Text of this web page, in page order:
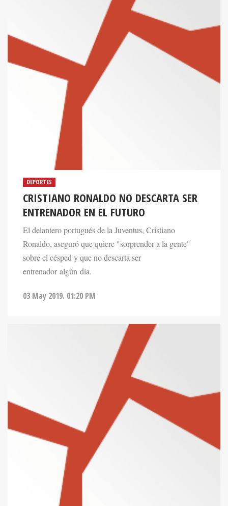
DEPORTES
CRISTIANO RONALDO NO DESCARTA SER
ENTRENADOR EN EL FUTURO
El delantero portugués de la Juventus, Cristiano
Ronaldo, aseguró que quiere "sorprender a la gente"
sobre el césped y que no descarta ser
entrenador algún día.
03 May 2019. 01:20 PM